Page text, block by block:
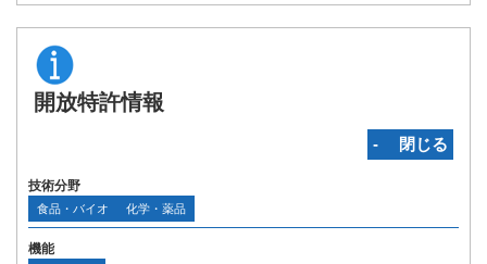
開放特許情報
‐ 閉じる
技術分野
食品・バイオ 化学・薬品
機能